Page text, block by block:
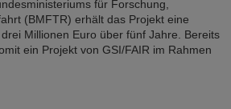
für Forschung,
(BMFTR) erhält das Projekt eine
Millionen Euro über fünf Jahre. Bereits
ein Projekt von GSI/FAIR im Rahmen